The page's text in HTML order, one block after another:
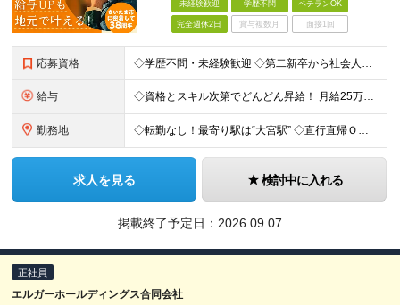
未経験歓迎 学歴不問 ベテランOK
完全週休2日 賞与複数月 面接1回
応募資格 ◇学歴不問・未経験歓迎 ◇第二新卒から社会人歴20年以上の方まで歓迎 ◇第二新卒、社会人歴10年以上の方、ブランク歓迎 ＼こんな方はより歓迎しています／ ・建築系の専攻出身または、建築現場でのご経験
給与 ◇資格とスキル次第でどんどん昇給！ 月給25万円～35万円＋賞与＋各種手当 ※経験などを考慮して決定します ※上記は未経験スタートの月給 月給43万円～58万円＋賞与＋各種手当 ※経験などを考慮し
勤務地 ◇転勤なし！最寄り駅は“大宮駅” ◇直行直帰ＯＫ！出社、帰社は任意です ◇基本的に出張はありません ◇東京都内、埼玉市内の建築現場中心 本社／埼玉県さいたま市大宮区大成町1-518-2
求人を見る 検討中に入れる
掲載終了予定日： 2026.09.07
正社員
エルガーホールディングス合同会社